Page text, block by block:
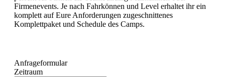
Firmenevents. Je nach Fahrkönnen und Level erhaltet ihr ein
komplett auf Eure Anforderungen zugeschnittenes
Komplettpaket und Schedule des Camps.
Anfrageformular
Zeitraum